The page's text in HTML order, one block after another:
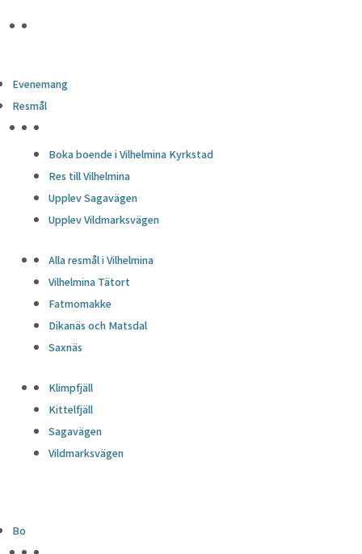
Evenemang
Resmål
Boka boende i Vilhelmina Kyrkstad
Res till Vilhelmina
Upplev Sagavägen
Upplev Vildmarksvägen
Alla resmål i Vilhelmina
Vilhelmina Tätort
Fatmomakke
Dikanäs och Matsdal
Saxnäs
Klimpfjäll
Kittelfjäll
Sagavägen
Vildmarksvägen
Bo